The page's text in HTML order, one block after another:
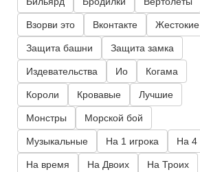
Взорви это Вконтакте Жестокие
Защита башни Защита замка
Издевательства Ио Когама
Короли Кровавые Лучшие
Монстры Морской бой
Музыкальные На 1 игрока На 4
На время На Двоих На Троих